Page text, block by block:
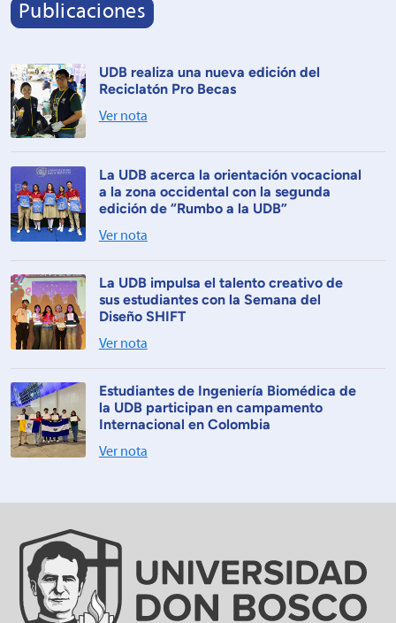
Publicaciones
UDB realiza una nueva edición del
Reciclatón Pro Becas
Ver nota
La UDB acerca la orientación vocacional
a la zona occidental con la segunda
edición de “Rumbo a la UDB”
Ver nota
La UDB impulsa el talento creativo de
sus estudiantes con la Semana del
Diseño SHIFT
Ver nota
Estudiantes de Ingeniería Biomédica de
la UDB participan en campamento
Internacional en Colombia
Ver nota